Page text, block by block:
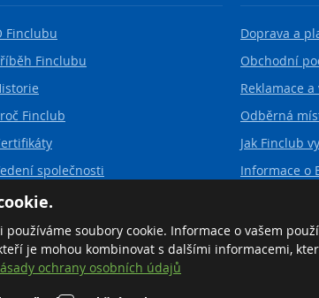
Finclubu
Finclubu
Finclub
společnosti
organizace - Finclub for life
Doprava a
Obchodní
Reklamace
Odběrná
Jak Finclub
Informace o
soubory cookie. Informace o vašem
je mohou kombinovat s dalšími informacemi,
ochrany osobních údajů